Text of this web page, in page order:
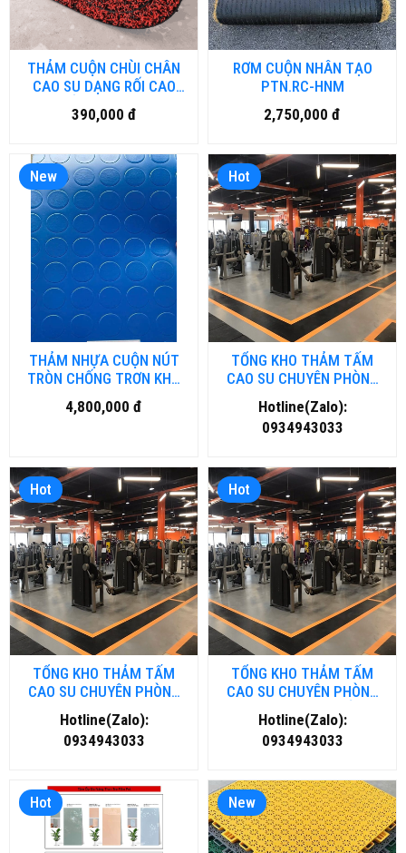
THẢM CUỘN CHÙI CHÂN
CAO SU DẠNG RỐI CAO
CẤP NH-NR.HN
390,000 đ
RƠM CUỘN NHÂN TẠO
PTN.RC-HNM
2,750,000 đ
New
THẢM NHỰA CUỘN NÚT
TRÒN CHỐNG TRƠN KHỔ
2MX25M NH.DN-HN
4,800,000 đ
Hot
TỔNG KHO THẢM TẤM
CAO SU CHUYÊN PHÒNG
GYM- FITNESS TẠI ĐÀ
NẴNG
Hotline(Zalo):
0934943033
Hot
TỔNG KHO THẢM TẤM
CAO SU CHUYÊN PHÒNG
GYM- FITNESS TẠI HÀ NỘI
Hotline(Zalo):
0934943033
Hot
TỔNG KHO THẢM TẤM
CAO SU CHUYÊN PHÒNG
GYM- FITNESS TẠI HỒ CHÍ
MINH
Hotline(Zalo):
0934943033
Hot New